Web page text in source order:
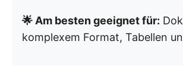
🌟 Am besten geeignet für:
komplexem Format, Tabellen